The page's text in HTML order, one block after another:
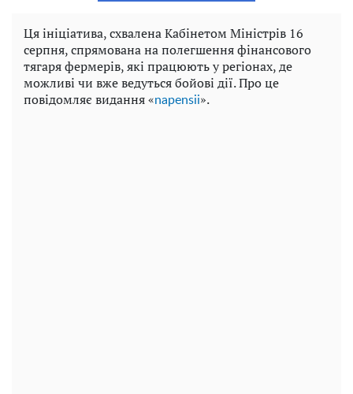
Ця ініціатива, схвалена Кабінетом Міністрів 16
серпня, спрямована на полегшення фінансового
тягаря фермерів, які працюють у регіонах, де
можливі чи вже ведуться бойові дії. Про це
повідомляє видання «napensii».